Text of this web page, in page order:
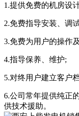
1.提供免费的机房设
2.免费指导安装、调试
3.免费为用户的操作
4.指导保养、维护;
5.对终用户建立客户
6.公司常年提供纯正
供技术援助。